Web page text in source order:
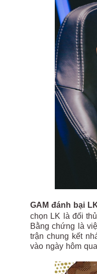
GAM đánh bại
chọn LK là đối
Bằng chứng là
trận chung kết
vào ngày hôm